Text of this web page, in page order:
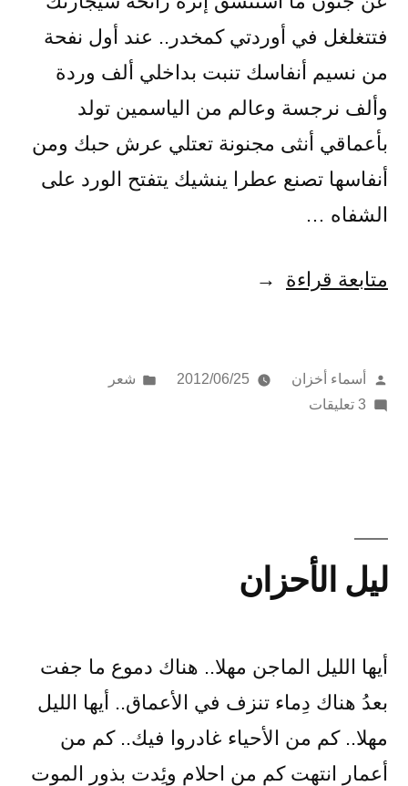
فتتغلغل في أوردتي كمخدر.. عند أول نفحة
من نسيم أنفاسك تنبت بداخلي ألف وردة
وألف نرجسة وعالم من الياسمين تولد
بأعماقي أنثى مجنونة تعتلي عرش حبك ومن
أنفاسها تصنع عطرا ينشيك يتفتح الورد على
الشفاه …
متابعة قراءة “غياب
تمّ
النشر
أسماء أخزان 2012/06/25
نُشر
شعر
3 تعليقات
على
ليل الأحزان
أيها الليل الماجن مهلا.. هناك دموع ما جفت
بعدُ هناك دِماء تنزف في الأعماق.. أيها الليل
مهلا.. كم من الأحياء غادروا فيك.. كم من
أعمار انتهت كم من احلامٍ وئِدت بذور الموت